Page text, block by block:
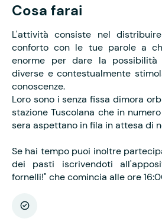
Cosa farai
L'attività consiste nel
conforto con le tue parole a
enorme per dare la
diverse e contestualmente
conoscenze.
Loro sono i senza fissa dimora
stazione Tuscolana che in
sera aspettano in fila in attesa di
Se hai tempo puoi inoltre
dei pasti iscrivendoti
fornelli!" che comincia alle ore